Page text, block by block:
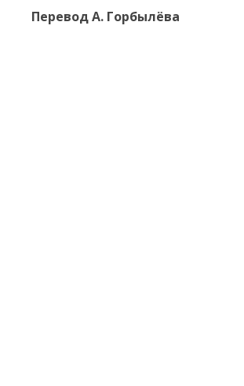
Перевод А. Горбылёва